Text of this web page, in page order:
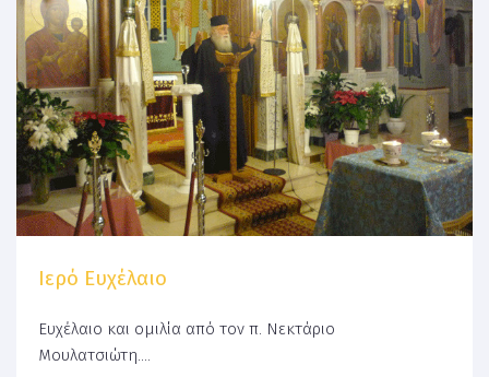
Ιερό Ευχέλαιο
Ευχέλαιο και ομιλία από τον π. Νεκτάριο
Μουλατσιώτη....